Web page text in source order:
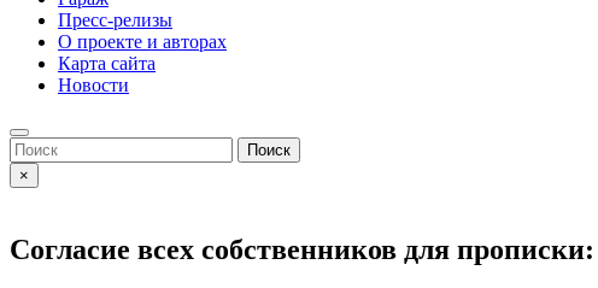
Пресс-релизы
О проекте и авторах
Карта сайта
Новости
Close
Button
Search
for:
×
Согласие всех собственников для